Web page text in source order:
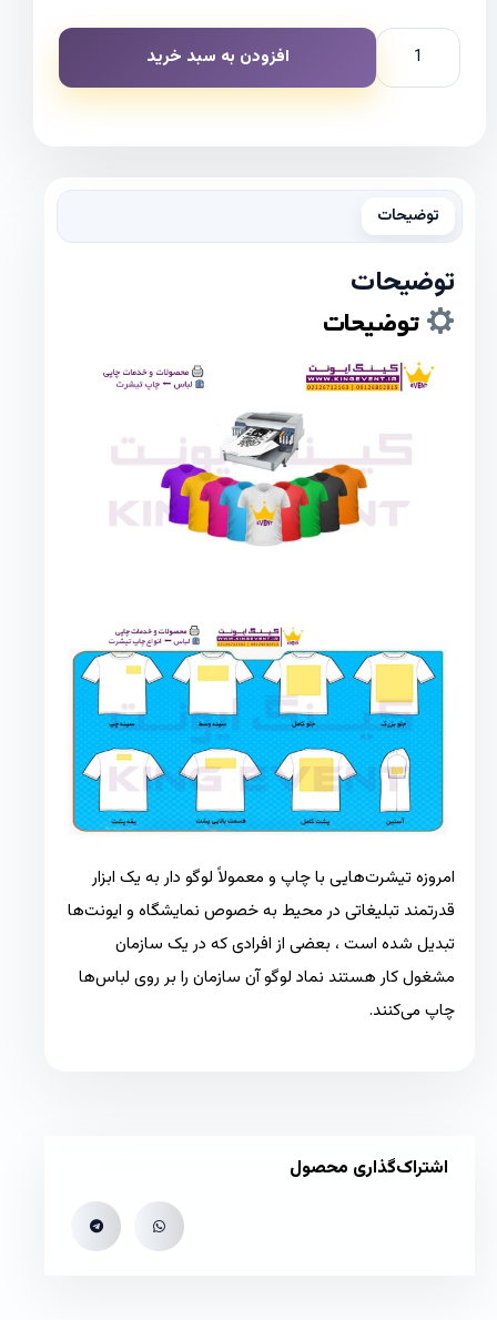
افزودن به سبد خرید
توضیحات
توضیحات
توضیحات
امروزه تیشرت‌هایی با چاپ و معمولاً لوگو دار به یک ابزار
قدرتمند تبلیغاتی در محیط به خصوص نمایشگاه و ایونت‌ها
تبدیل شده است ، بعضی از افرادی که در یک سازمان
مشغول کار هستند نماد لوگو آن سازمان را بر روی لباس‌ها
چاپ می‌کنند.
اشتراک‌گذاری محصول